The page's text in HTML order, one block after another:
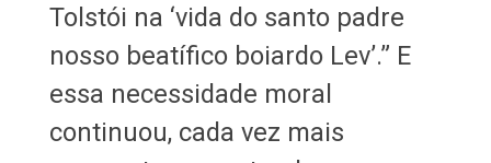
Tolstói na ‘vida do santo padre
nosso beatífico boiardo Lev’.” E
essa necessidade moral
continuou, cada vez mais